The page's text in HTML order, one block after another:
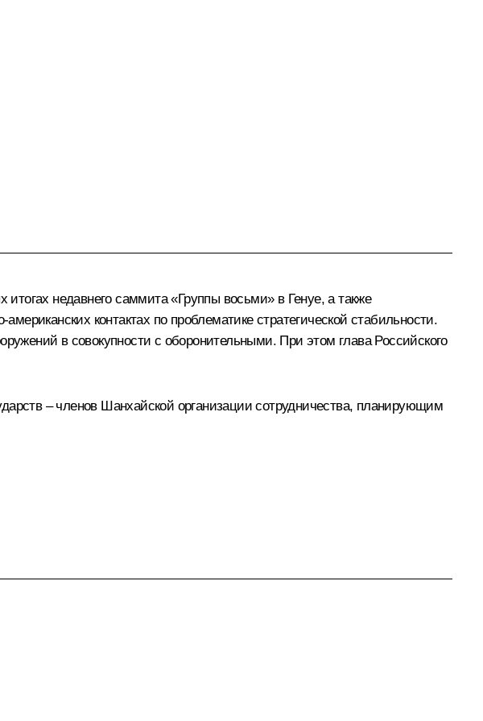
итогах недавнего саммита «Группы восьми» в Генуе, а также
контактах по проблематике стратегической стабильности.
в совокупности с оборонительными. При этом глава Российского
– членов Шанхайской организации сотрудничества, планирующим